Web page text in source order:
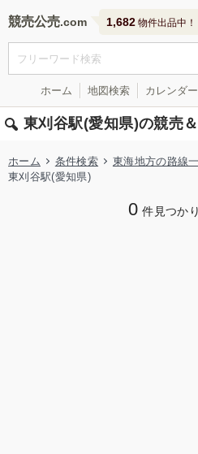
競売公売 1,682 物件出品中！
ホーム 地図検索 カレンダー
東刈谷駅(愛知県)の競売
ホーム 条件検索 東海地方の路線
東刈谷駅(愛知県)
0 件見つか